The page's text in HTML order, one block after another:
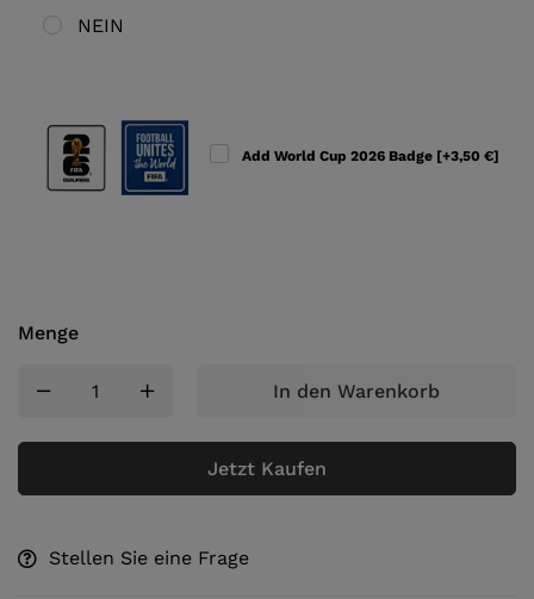
NEIN
Add World Cup 2026 Badge [+3,50 €]
Menge
In den Warenkorb
Jetzt Kaufen
Stellen Sie eine Frage